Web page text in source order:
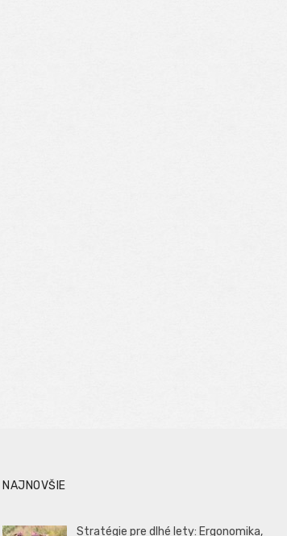
NAJNOVŠIE
Stratégie pre dlhé lety: Ergonomika,